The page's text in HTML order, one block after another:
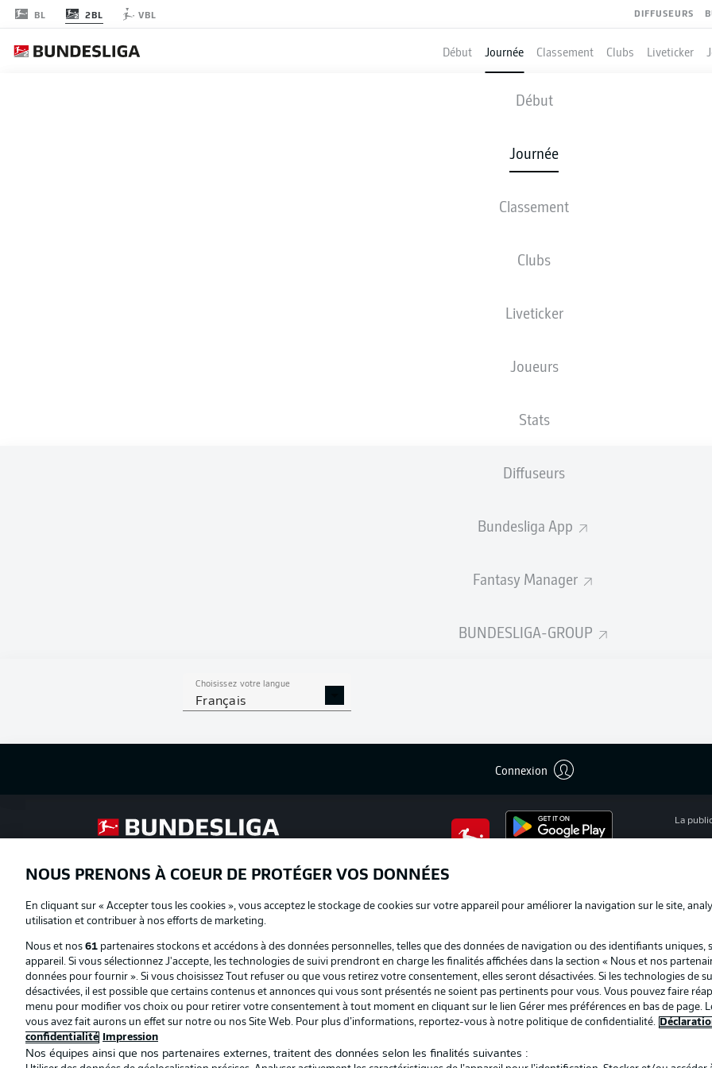
BL 2BL VBL DIFFUSEURS
Début Journée Classement Clubs Liveticker
Début
Journée
Classement
Clubs
Liveticker
Joueurs
Stats
Diffuseurs
Bundesliga App
Fantasy Manager
BUNDESLIGA-GROUP
Choisissez votre langue
Français
Connexion
HERTHA BERLIN - KARLSRUHE
COMPOSITIONS STATISTIQUES
ven., 27.11.2026 - dim., 29.11.2026
Publicité
La
NOUS PRENONS À COEUR DE PROTÉGER VOS DONNÉES
En cliquant sur « Accepter tous les cookies », vous acceptez le stockage de cookies sur votre appareil pour améliorer la navigation sur le site,
utilisation et contribuer à nos efforts de marketing.
Nous et nos 61 partenaires stockons et accédons à des données personnelles, telles que des données de navigation ou des identifiants uniques,
appareil. Si vous sélectionnez J'accepte, les technologies de suivi prendront en charge les finalités affichées dans la section « Nous et nos
données pour fournir ». Si vous choisissez Tout refuser ou que vous retirez votre consentement, elles seront désactivées. Si les technologies de
désactivées, il est possible que certains contenus et annonces qui vous sont présentés ne soient pas pertinents pour vous. Vous pouvez faire
menu pour modifier vos choix ou pour retirer votre consentement à tout moment en cliquant sur le lien Gérer mes préférences en bas de page.
vous avez fait aurons un effet sur notre ou nos Site Web. Pour plus d’informations, reportez-vous à notre politique de confidentialité.
confidentialité
Impression
Nos équipes ainsi que nos partenaires externes, traitent des données selon les finalités suivantes :